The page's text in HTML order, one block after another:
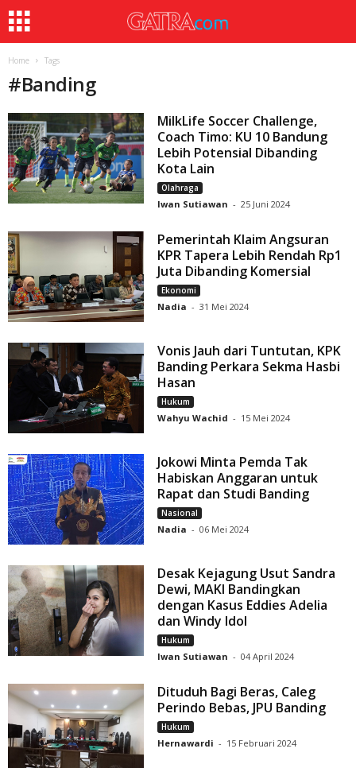
Home Tags
#Banding
MilkLife Soccer Challenge,
Coach Timo: KU 10 Bandung
Lebih Potensial Dibanding
Kota Lain
Olahraga
Iwan Sutiawan - 25 Juni 2024
Pemerintah Klaim Angsuran
KPR Tapera Lebih Rendah Rp1
Juta Dibanding Komersial
Ekonomi
Nadia - 31 Mei 2024
Vonis Jauh dari Tuntutan, KPK
Banding Perkara Sekma Hasbi
Hasan
Hukum
Wahyu Wachid - 15 Mei 2024
Jokowi Minta Pemda Tak
Habiskan Anggaran untuk
Rapat dan Studi Banding
Nasional
Nadia - 06 Mei 2024
Desak Kejagung Usut Sandra
Dewi, MAKI Bandingkan
dengan Kasus Eddies Adelia
dan Windy Idol
Hukum
Iwan Sutiawan - 04 April 2024
Dituduh Bagi Beras, Caleg
Perindo Bebas, JPU Banding
Hukum
Hernawardi - 15 Februari 2024